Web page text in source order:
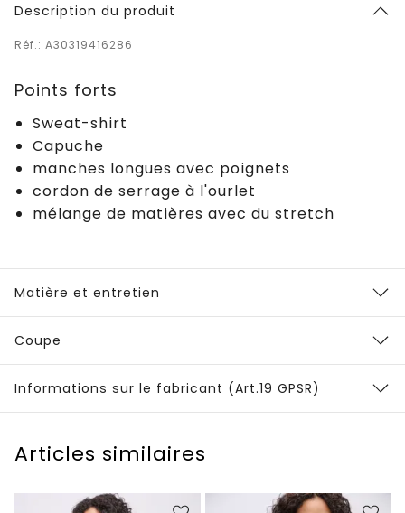
Description du produit
Réf.: A30319416286
Points forts
Sweat-shirt
Capuche
manches longues avec poignets
cordon de serrage à l'ourlet
mélange de matières avec du stretch
Matière et entretien
Coupe
Informations sur le fabricant (Art.19 GPSR)
Articles similaires